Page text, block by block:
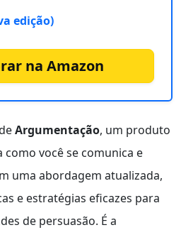
edição)
na Amazon
Argumentação, um produto
você se comunica e
uma abordagem atualizada,
e estratégias eficazes para
de persuasão. É a